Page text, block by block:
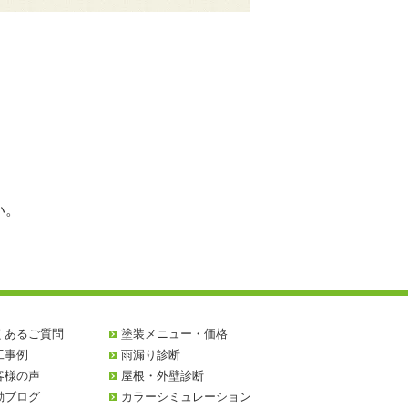
あるご質問
事例
様の声
ブログ
塗装メニュー・価格
雨漏り診断
屋根・外壁診断
カラーシミュレーション